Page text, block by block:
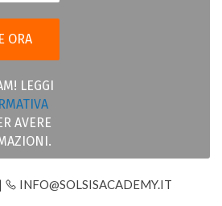
LEGGI
AVERE
INFO@SOLSISACADEMY.IT